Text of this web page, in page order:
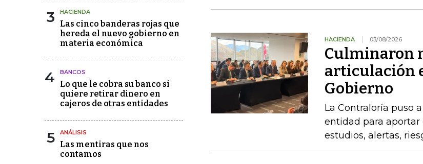
3 HACIENDA
Las cinco banderas rojas que
hereda el nuevo gobierno en
materia económica
4 BANCOS
Lo que le cobra su banco si
quiere retirar dinero en
cajeros de otras entidades
5 ANÁLISIS
Las mentiras que nos
contamos
HACIENDA 03/08/2026
Culminaron
articulación
Gobierno
La Contraloría puso
entidad para aportar
estudios, alertas,